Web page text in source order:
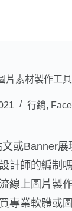
素材製作工具
行銷,
或Banner展
計師的編制
線上圖片製
專業軟體或